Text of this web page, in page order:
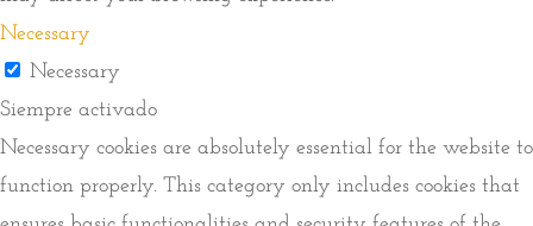
Necessary
Necessary
Siempre activado
Necessary cookies are absolutely essential for the website to
function properly. This category only includes cookies that